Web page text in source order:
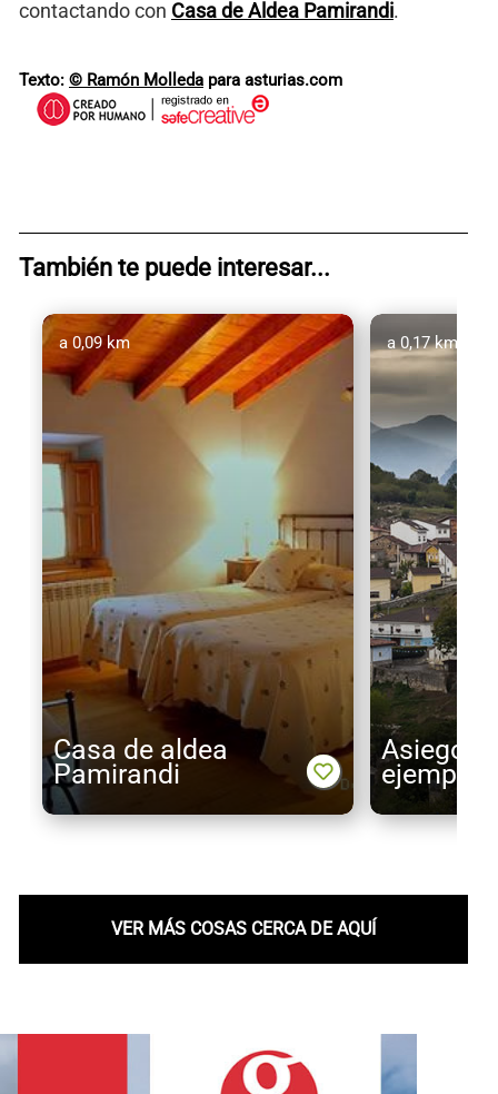
contactando con Casa de Aldea Pamirandi.
Texto: © Ramón Molleda para asturias.com
También te puede interesar...
Casa de aldea
Pamirandi
a 0,09 km
Asiego,
ejemplar
a 0,17 km
VER MÁS COSAS CERCA DE AQUÍ